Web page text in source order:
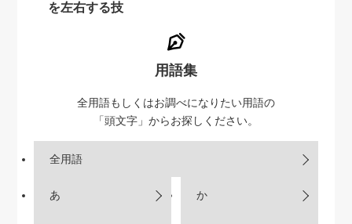
を左右する技
用語集
全用語もしくはお調べになりたい用語の
「頭文字」からお探しください。
全用語
あ か